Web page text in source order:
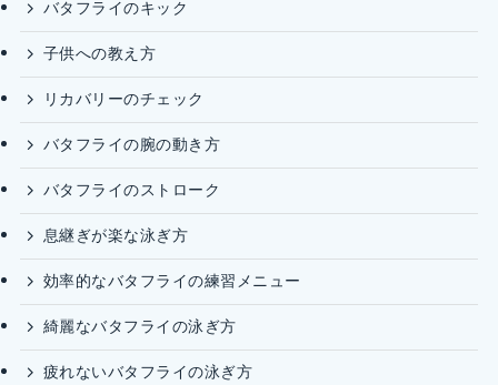
バタフライのキック
子供への教え方
リカバリーのチェック
バタフライの腕の動き方
バタフライのストローク
息継ぎが楽な泳ぎ方
効率的なバタフライの練習メニュー
綺麗なバタフライの泳ぎ方
疲れないバタフライの泳ぎ方